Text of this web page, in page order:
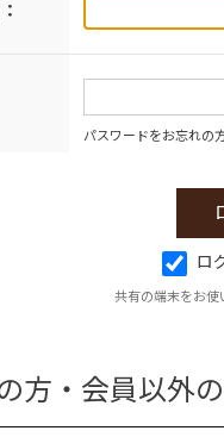
パスワードをお忘れの
ロ
共有の端末をお使
方・会員以外